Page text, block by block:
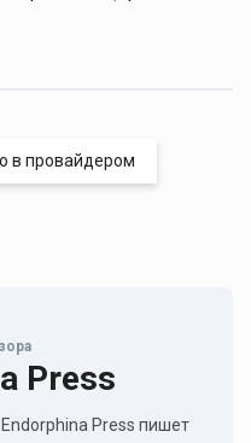
в провайдером
Press
Press пишет